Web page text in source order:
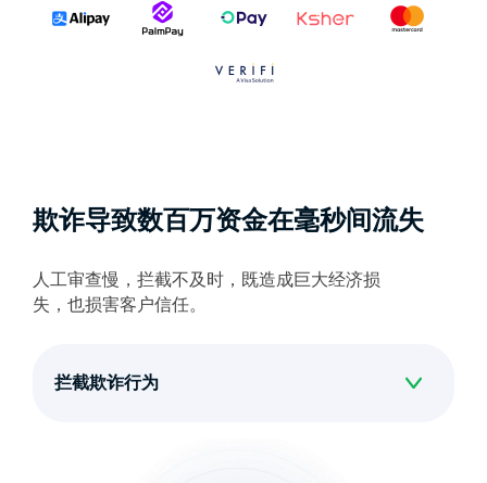
欺诈导致数百万资金在毫秒间流失
人工审查慢，拦截不及时，既造成巨大经济损
失，也损害客户信任。
拦截欺诈行为